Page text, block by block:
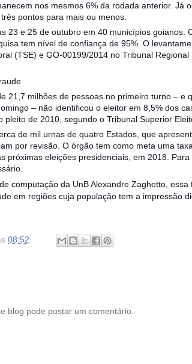
nos mesmos 6% da rodada anterior. Já
pontos para mais ou menos.
23 e 25 de outubro em 40 municípios goianos.
tem nível de confiança de 95%. O
(TSE) e GO-00199/2014 no Tribunal
21,7 milhões de pessoas no primeiro turno – e
– não identificou o eleitor em 8,5% dos
de 2010, segundo o Tribunal Superior
de mil urnas de quatro Estados, que
por revisão. O órgão tem como meta uma
próximas eleições presidenciais, em 2018.
computação da UnB Alexandre Zaghetto,
em regiões cuja população tem a impressão
08:52
blog pode postar um comentário.